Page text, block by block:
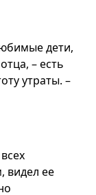
дети,
– есть
утраты. –
видел ее